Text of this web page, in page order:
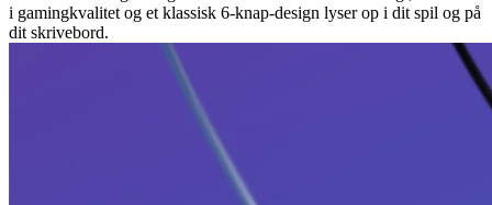
i gamingkvalitet og et klassisk 6-knap-design lyser op i dit spil og på
dit skrivebord.